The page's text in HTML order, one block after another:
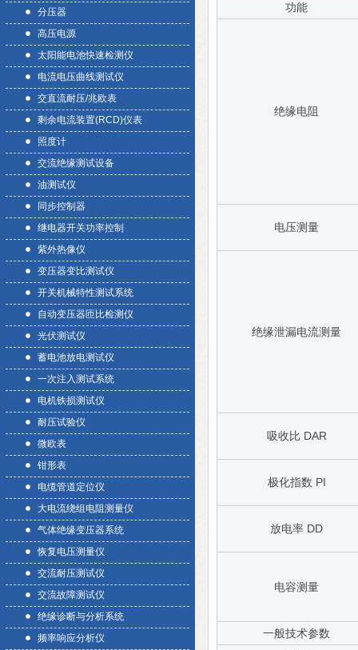
分压器
高压电源
太阳能电池快速检测仪
电流电压曲线测试仪
交直流耐压/兆欧表
剩余电流装置(RCD)仪表
照度计
交流绝缘测试设备
油测试仪
同步控制器
继电器开关功率控制
紫外热像仪
变压器变比测试仪
开关机械特性测试系统
自动变压器匝比检测仪
光伏测试仪
蓄电池放电测试仪
一次注入测试系统
电机铁损测试仪
耐压试验仪
微欧表
钳形表
电缆管道定位仪
大电流绕组电阻测量仪
气体绝缘变压器系统
恢复电压测量仪
交流耐压测试仪
交流故障测试仪
绝缘诊断与分析系统
频率响应分析仪
功能
绝缘电阻
电压测量
绝缘泄漏电流测量
吸收比 DAR
极化指数 PI
放电率 DD
电容测量
一般技术参数